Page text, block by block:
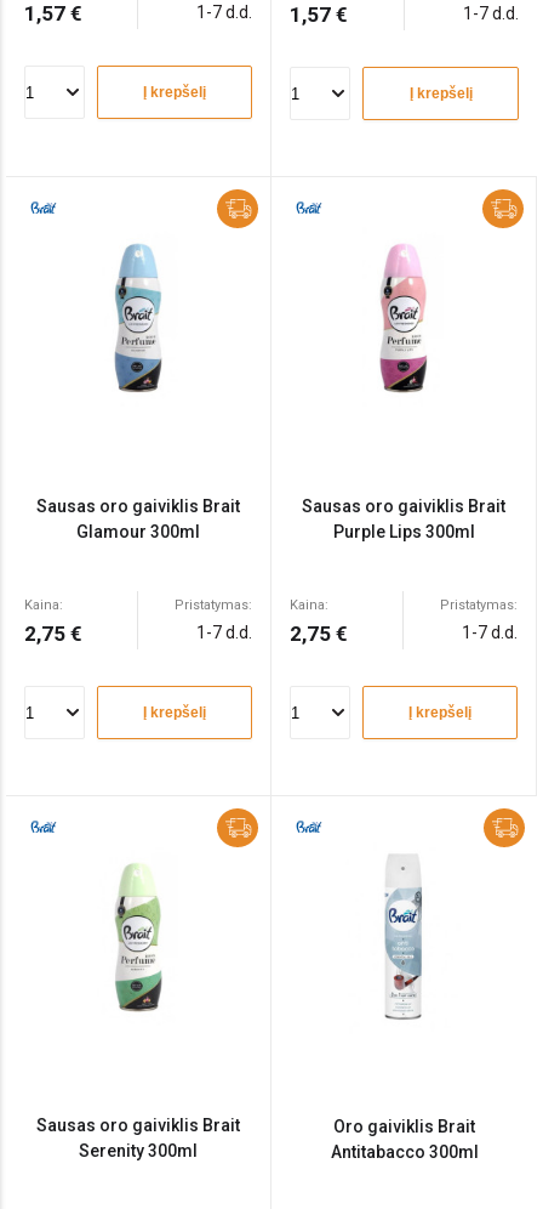
1,57 € 1-7 d.d.
Į krepšelį
1,57 € 1-7 d.d.
Į krepšelį
Sausas oro gaiviklis Brait
Glamour 300ml
Kaina:
2,75 €
Pristatymas:
1-7 d.d.
Į krepšelį
Sausas oro gaiviklis Brait
Purple Lips 300ml
Kaina:
2,75 €
Pristatymas:
1-7 d.d.
Į krepšelį
Sausas oro gaiviklis Brait
Serenity 300ml
Oro gaiviklis Brait
Antitabacco 300ml